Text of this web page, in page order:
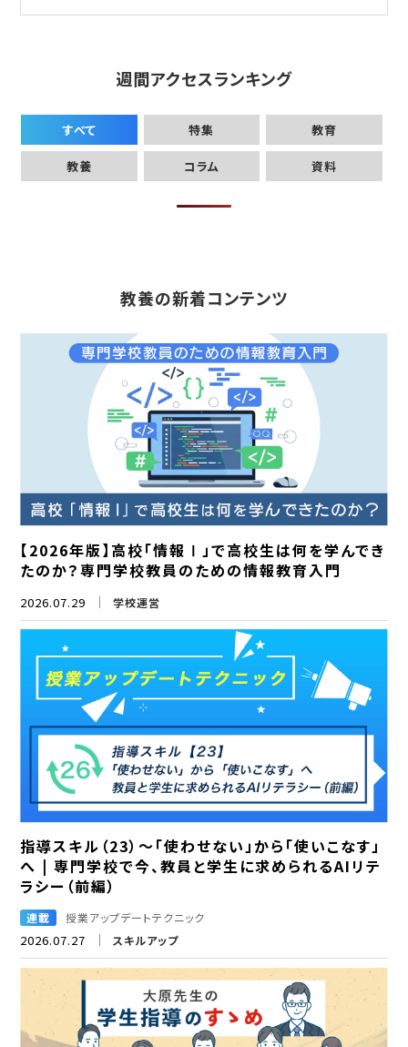
週間アクセスランキング
すべて 特集 教育
教養 コラム 資料
教養の新着コンテンツ
【2026年版】高校「情報Ⅰ」で高校生は何を学んでき
たのか？専門学校教員のための情報教育入門
2026.07.29 学校運営
指導スキル（23）～「使わせない」から「使いこなす」
へ | 専門学校で今、教員と学生に求められるAIリテ
ラシー（前編）
2026.07.27 スキルアップ
連載 授業アップデートテクニック